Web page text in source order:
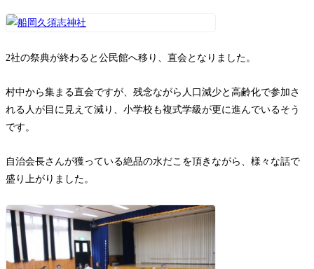
2社の祭典が終わると公民館へ移り、直会となりました。
村中から集まる直会ですが、残念ながら人口減少と高齢化で参加さ
れる人が目に見えて減り、小学校も複式学級が更に進んでいるそう
です。
自治会長さんが獲っている絶品の水だこを頂きながら、様々な話で
盛り上がりました。